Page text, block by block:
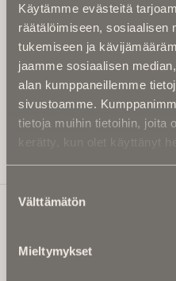
Käytämme evästeitä
räätälöimiseen, sosiaalisen
tukemiseen ja
jaamme sosiaalisen
alan kumppaneillemme
sivustoamme.
tietoja muihin tietoihin, joita
kerätty, kun olet käyttänyt
valinta
Välttämätön
Mieltymykset
etteivät kiinnostavat
Uutiskirje on maksuton eikä
Kirjoita tähän
tulevan:
Tilaa Uutiskirje
Ikuisuusmedia